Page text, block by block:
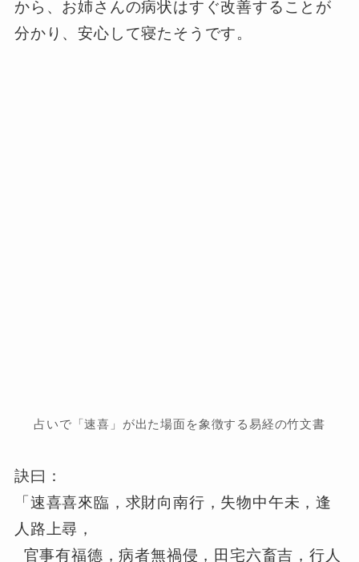
から、お姉さんの病状はすぐ改善することが
分かり、安心して寝たそうです。
占いで「速喜」が出た場面を象徴する易経の竹文書
訣曰：
「速喜喜來臨，求財向南行，失物中午未，逢
人路上尋，
官事有福德，病者無禍侵，田宅六畜吉，行人